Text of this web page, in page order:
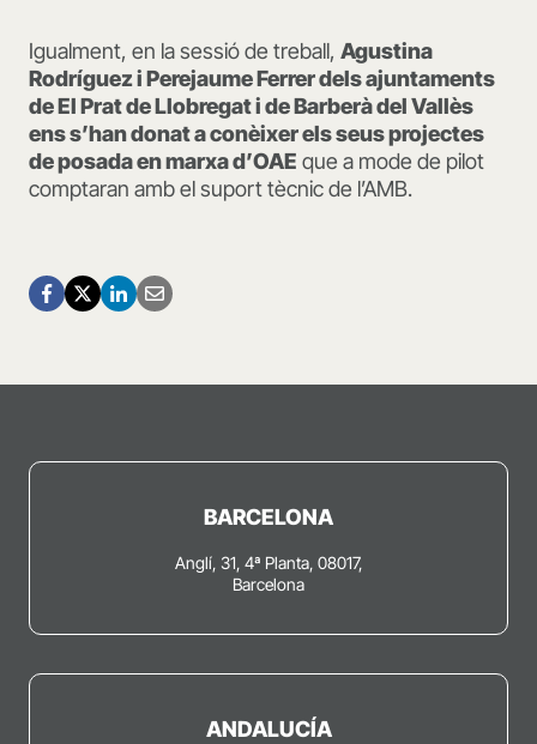
Igualment, en la sessió de treball, Agustina
Rodríguez i Perejaume Ferrer dels ajuntaments
de El Prat de Llobregat i de Barberà del Vallès
ens s’han donat a conèixer els seus projectes
de posada en marxa d’OAE que a mode de pilot
comptaran amb el suport tècnic de l’AMB.
BARCELONA
Anglí, 31, 4ª Planta, 08017,
Barcelona
ANDALUCÍA